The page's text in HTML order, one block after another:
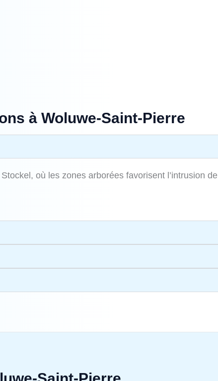
à Woluwe‑Saint‑Pierre
où les zones arborées favorisent l’intrusion de